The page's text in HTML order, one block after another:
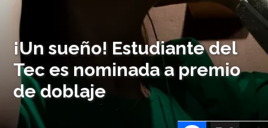
¡Un sueño! Estudiante del
Tec es nominada a premio
de doblaje
X
Facebook